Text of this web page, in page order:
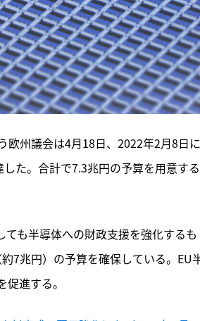
欧州議会は4月18日、2022年2月8日
た。合計で7.3兆円の予算を用意す
も半導体への財政支援を強化するも
7兆円）の予算を確保している。EU
進する。